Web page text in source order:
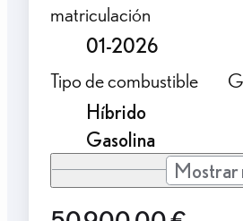
matriculación
01-2026
Tipo de combustible
Híbrido
Gasolina
Mostrar